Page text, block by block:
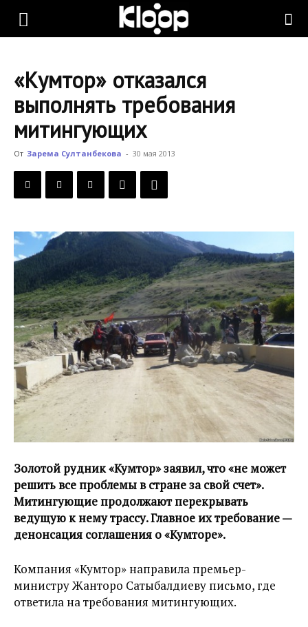
KLOOP.KG
Новости
Кыргызстана
«Кумтор» отказался
выполнять требования
митингующих
От Зарема Султанбекова - 30 мая 2013
Золотой рудник «Кумтор» заявил, что «не может
решить все проблемы в стране за свой счет».
Митингующие продолжают перекрывать
ведущую к нему трассу. Главное их требование —
денонсация соглашения о «Кумторе».
Компания «Кумтор» направила премьер-
министру Жанторо Сатыбалдиеву письмо, где
ответила на требования митингующих.